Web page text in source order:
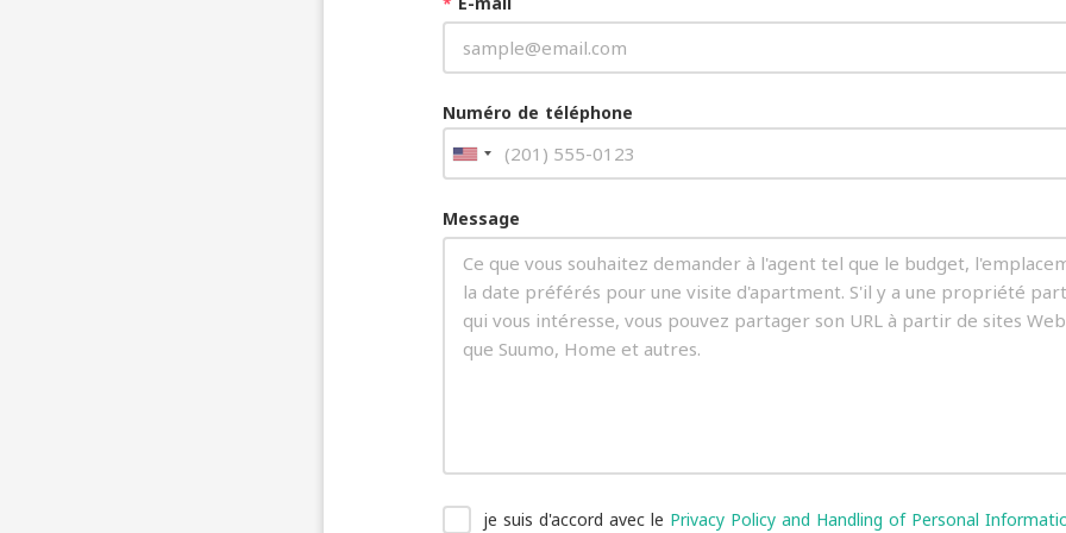
Numéro de téléphone
Message
je suis d'accord avec le Privacy Policy and Handling of Personal